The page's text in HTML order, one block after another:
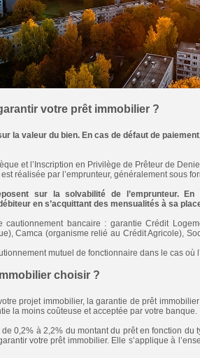
votre prêt immobilier ?
la valeur du bien. En cas de défaut de
et l’Inscription en Privilège de Prêteur de
réalisée par l’emprunteur, généralement sous
sur la solvabilité de l’emprunteur.
en s’acquittant des mensualités à sa
cautionnement bancaire : garantie Crédit
Camca (organisme relié au Crédit Agricole),
mutuel de fonctionnaire dans le cas où
choisir ?
projet immobilier, la garantie de prêt
la moins coûteuse et acceptée par votre banque.
0,2% à 2,2% du montant du prêt en fonction
votre prêt immobilier. Elle s’applique à